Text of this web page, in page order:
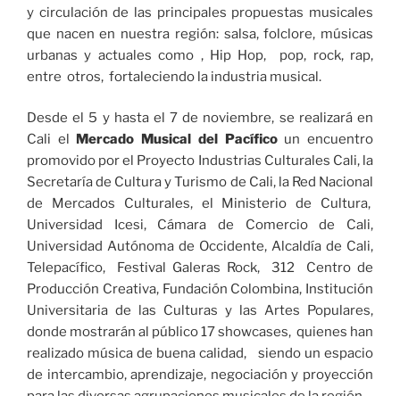
y circulación de las principales propuestas musicales
que nacen en nuestra región: salsa, folclore, músicas
urbanas y actuales como , Hip Hop, pop, rock, rap,
entre otros, fortaleciendo la industria musical.
Desde el 5 y hasta el 7 de noviembre, se realizará en
Cali el Mercado Musical del Pacíficoun encuentro
promovido por el Proyecto Industrias Culturales Cali, la
Secretaría de Cultura y Turismo de Cali, la Red Nacional
de Mercados Culturales, el Ministerio de Cultura,
Universidad Icesi, Cámara de Comercio de Cali,
Universidad Autónoma de Occidente, Alcaldía de Cali,
Telepacífico, Festival Galeras Rock, 312 Centro de
Producción Creativa, Fundación Colombina, Institución
Universitaria de las Culturas y las Artes Populares,
donde mostrarán al público 17 showcases, quienes han
realizado música de buena calidad, siendo un espacio
de intercambio, aprendizaje, negociación y proyección